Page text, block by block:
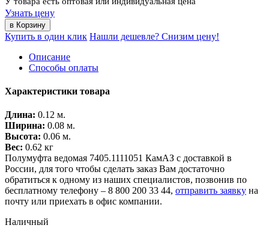
Узнать цену
Купить в один клик Нашли дешевле? Снизим цену!
Описание
Способы оплаты
Характеристики товара
Длина: 0.12 м.
Ширина: 0.08 м.
Высота: 0.06 м.
Вес: 0.62 кг
Полумуфта ведомая 7405.1111051 КамАЗ с доставкой в
России, для того чтобы сделать заказ Вам достаточно
обратиться к одному из наших специалистов, позвонив по
бесплатному телефону – 8 800 200 33 44, отправить заявку на
почту или приехать в офис компании.
Наличный